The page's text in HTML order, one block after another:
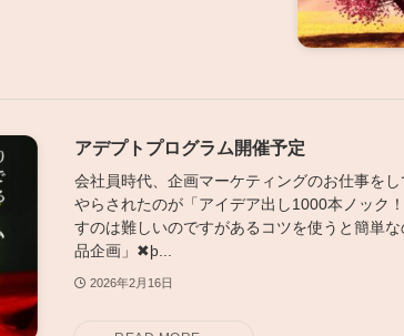
アデプトプログラム開催予定
会社員時代、企画マーケティングのお仕事を
やらされたのが「アイデア出し1000本ノック
すのは難しいのですがあるコツを使うと簡単
品企画」✖þ...
2026年2月16日